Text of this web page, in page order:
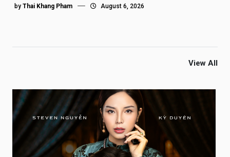
by Thai Khang Pham August 6, 2026
View All